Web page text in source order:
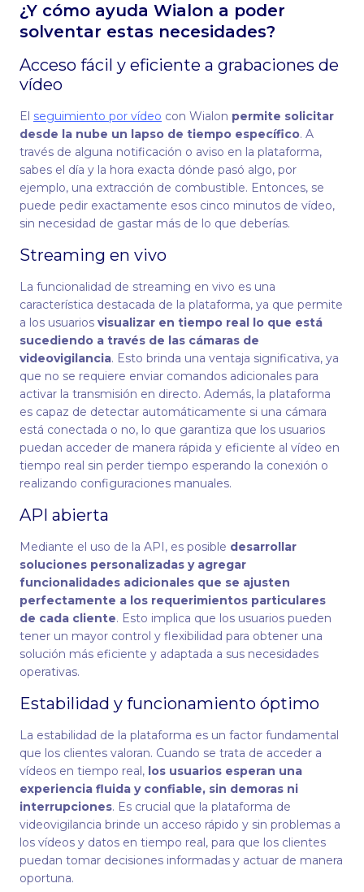
¿Y cómo ayuda Wialon a poder
solventar estas necesidades?
Acceso fácil y eficiente a grabaciones de
vídeo
El seguimiento por vídeo con Wialon permite solicitar
desde la nube un lapso de tiempo específico. A
través de alguna notificación o aviso en la plataforma,
sabes el día y la hora exacta dónde pasó algo, por
ejemplo, una extracción de combustible. Entonces, se
puede pedir exactamente esos cinco minutos de vídeo,
sin necesidad de gastar más de lo que deberías.
Streaming en vivo
La funcionalidad de streaming en vivo es una
característica destacada de la plataforma, ya que permite
a los usuarios visualizar en tiempo real lo que está
sucediendo a través de las cámaras de
videovigilancia. Esto brinda una ventaja significativa, ya
que no se requiere enviar comandos adicionales para
activar la transmisión en directo. Además, la plataforma
es capaz de detectar automáticamente si una cámara
está conectada o no, lo que garantiza que los usuarios
puedan acceder de manera rápida y eficiente al vídeo en
tiempo real sin perder tiempo esperando la conexión o
realizando configuraciones manuales.
API abierta
Mediante el uso de la API, es posible desarrollar
soluciones personalizadas y agregar
funcionalidades adicionales que se ajusten
perfectamente a los requerimientos particulares
de cada cliente. Esto implica que los usuarios pueden
tener un mayor control y flexibilidad para obtener una
solución más eficiente y adaptada a sus necesidades
operativas.
Estabilidad y funcionamiento óptimo
La estabilidad de la plataforma es un factor fundamental
que los clientes valoran. Cuando se trata de acceder a
vídeos en tiempo real, los usuarios esperan una
experiencia fluida y confiable, sin demoras ni
interrupciones. Es crucial que la plataforma de
videovigilancia brinde un acceso rápido y sin problemas a
los vídeos y datos en tiempo real, para que los clientes
puedan tomar decisiones informadas y actuar de manera
oportuna.